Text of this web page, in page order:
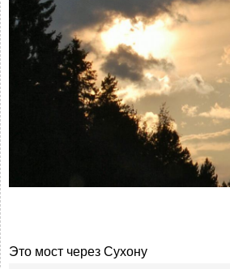
Это мост через Сухону